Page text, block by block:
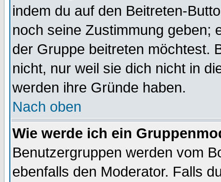
indem du auf den Beitreten-
noch seine Zustimmung geben;
der Gruppe beitreten möchtest.
nicht, nur weil sie dich nicht in
werden ihre Gründe haben.
Nach oben
Wie werde ich ein
Benutzergruppen werden vom
ebenfalls den Moderator. Falls